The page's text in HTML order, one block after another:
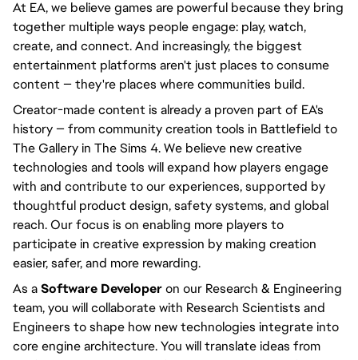
At EA, we believe games are powerful because they bring
together multiple ways people engage: play, watch,
create, and connect. And increasingly, the biggest
entertainment platforms aren't just places to consume
content — they're places where communities build.
Creator-made content is already a proven part of EA's
history — from community creation tools in Battlefield to
The Gallery in The Sims 4. We believe new creative
technologies and tools will expand how players engage
with and contribute to our experiences, supported by
thoughtful product design, safety systems, and global
reach. Our focus is on enabling more players to
participate in creative expression by making creation
easier, safer, and more rewarding.
As aSoftware Developeron our Research & Engineering
team, you will collaborate with Research Scientists and
Engineers to shape how new technologies integrate into
core engine architecture. You will translate ideas from